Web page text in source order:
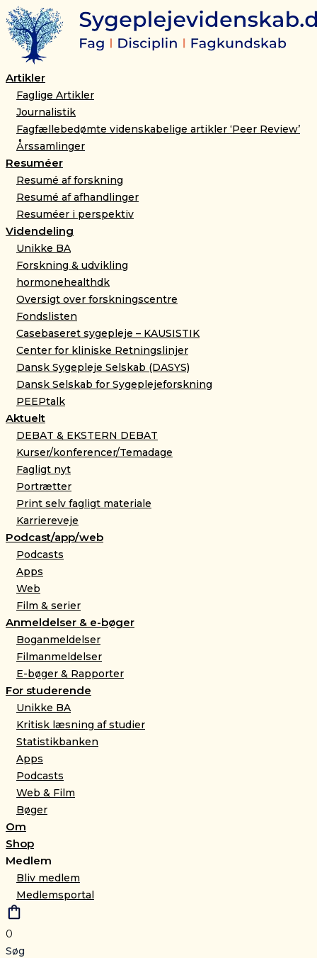
Artikler
Faglige Artikler
Journalistik
Fagfællebedømte videnskabelige artikler ‘Peer Review’
Årssamlinger
Resuméer
Resumé af forskning
Resumé af afhandlinger
Resuméer i perspektiv
Videndeling
Unikke BA
Forskning & udvikling
hormonehealthdk
Oversigt over forskningscentre
Fondslisten
Casebaseret sygepleje – KAUSISTIK
Center for kliniske Retningslinjer
Dansk Sygepleje Selskab (DASYS)
Dansk Selskab for Sygeplejeforskning
PEEPtalk
Aktuelt
DEBAT & EKSTERN DEBAT
Kurser/konferencer/Temadage
Fagligt nyt
Portrætter
Print selv fagligt materiale
Karriereveje
Podcast/app/web
Podcasts
Apps
Web
Film & serier
Anmeldelser & e-bøger
Boganmeldelser
Filmanmeldelser
E-bøger & Rapporter
For studerende
Unikke BA
Kritisk læsning af studier
Statistikbanken
Apps
Podcasts
Web & Film
Bøger
Om
Shop
Medlem
Bliv medlem
Medlemsportal
0
Søg